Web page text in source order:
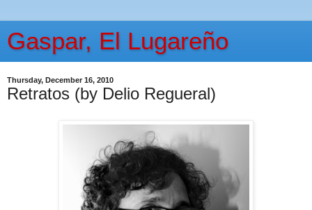
Gaspar, El Lugareño
Thursday, December 16, 2010
Retratos (by Delio Regueral)